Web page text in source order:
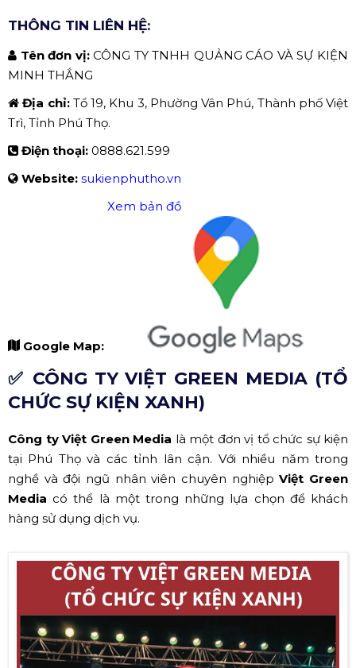
THÔNG TIN LIÊN HỆ:
Tên đơn vị:CÔNG TY TNHH QUẢNG CÁO VÀ SỰ KIỆN
MINH THẮNG
Địa chỉ: Tổ 19, Khu 3, Phường Vân Phú, Thành phố Việt
Trì, Tỉnh Phú Thọ.
Điện thoại: 0888.621.599
Website: sukienphutho.vn
Google Map:
Xem bản đồ
✅ CÔNG TY VIỆT GREEN MEDIA (TỔ
CHỨC SỰ KIỆN XANH)
Công ty Việt Green Media là một đơn vị tổ chức sự kiện
tại Phú Thọ và các tỉnh lân cận. Với nhiều năm trong
nghề và đội ngũ nhân viên chuyên nghiệpViệt Green
Media có thể là một trong những lựa chọn để khách
hàng sử dụng dịch vụ.